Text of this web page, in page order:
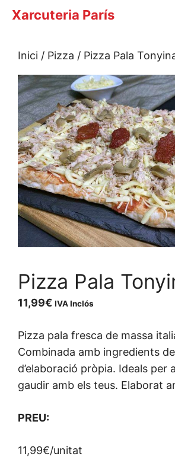
VésXarcuteria París
Inici / Pizza / Pizza Pala
Pizza Pala
11,99€ IVA Inclós
Pizza pala fresca de massa
Combinada amb ingredients
d’elaboració pròpia. Ideals per
gaudir amb els teus. Elaborat
PREU:
11,99€/unitat